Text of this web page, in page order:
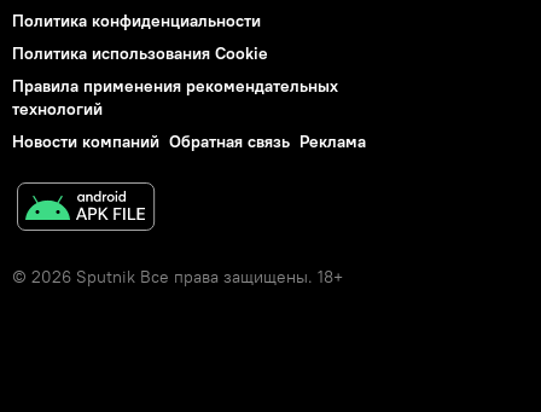
Политика конфиденциальности
Политика использования Cookie
Правила применения рекомендательных
технологий
Новости компаний Обратная связь Реклама
© 2026 Sputnik Все права защищены. 18+